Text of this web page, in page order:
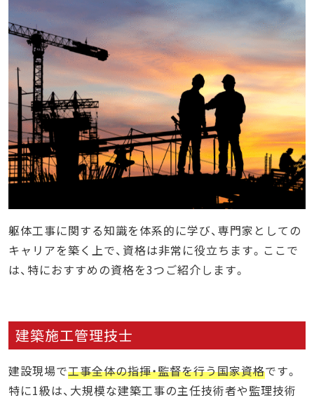
躯体工事に関する知識を体系的に学び、専門家としての
キャリアを築く上で、資格は非常に役立ちます。ここで
は、特におすすめの資格を3つご紹介します。
建築施工管理技士
建設現場で工事全体の指揮・監督を行う国家資格です。
特に1級は、大規模な建築工事の主任技術者や監理技術